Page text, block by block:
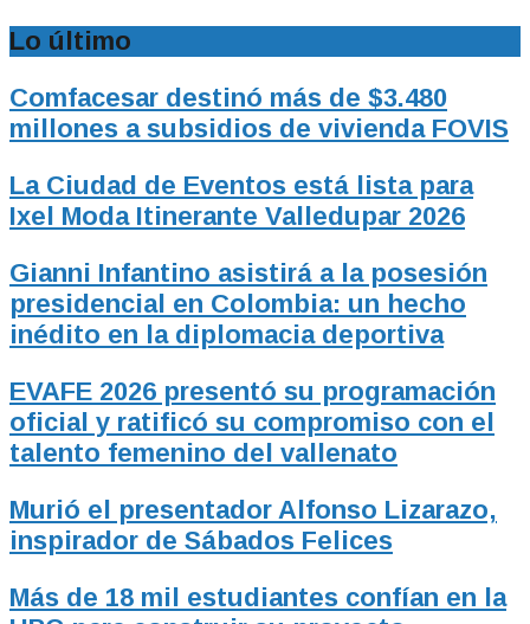
Lo último
Comfacesar destinó más de $3.480
millones a subsidios de vivienda FOVIS
La Ciudad de Eventos está lista para
Ixel Moda Itinerante Valledupar 2026
Gianni Infantino asistirá a la posesión
presidencial en Colombia: un hecho
inédito en la diplomacia deportiva
EVAFE 2026 presentó su programación
oficial y ratificó su compromiso con el
talento femenino del vallenato
Murió el presentador Alfonso Lizarazo,
inspirador de Sábados Felices
Más de 18 mil estudiantes confían en la